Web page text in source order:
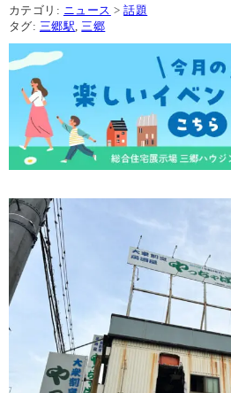
カテゴリ: ニュース >話題
タグ: 三郷駅,三郷